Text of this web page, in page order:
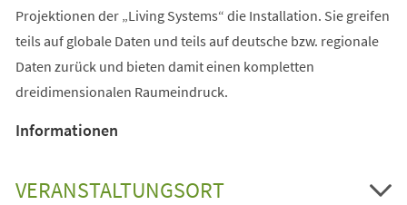
Projektionen der „Living Systems“ die Installation. Sie greifen
teils auf globale Daten und teils auf deutsche bzw. regionale
Daten zurück und bieten damit einen kompletten
dreidimensionalen Raumeindruck.
Informationen
VERANSTALTUNGSORT